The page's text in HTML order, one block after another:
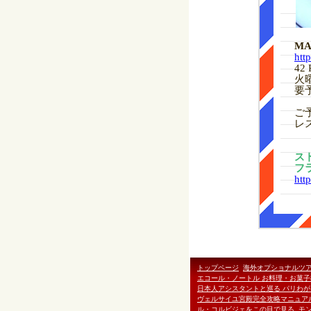
42
火
要
ご
レ
ス
フ
トップページ
海外オプショナルツ
エコール・ノートル お料理・お菓
日本人アシスタントと巡る パリわ
ヴェルサイユ宮殿完全攻略マニュア
ル・コルビジェをこの目で見る
モ